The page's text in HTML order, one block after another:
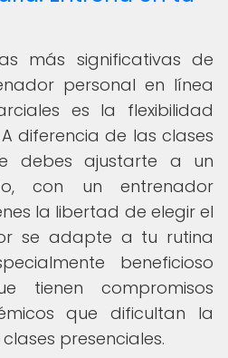
más significativas de
personal en línea
es la flexibilidad
diferencia de las clases
debes ajustarte a un
con un entrenador
la libertad de elegir el
se adapte a tu rutina
beneficioso
tienen compromisos
que dificultan la
presenciales.